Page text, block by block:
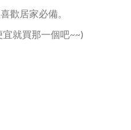
歡居家必備。
就買那一個吧~~)